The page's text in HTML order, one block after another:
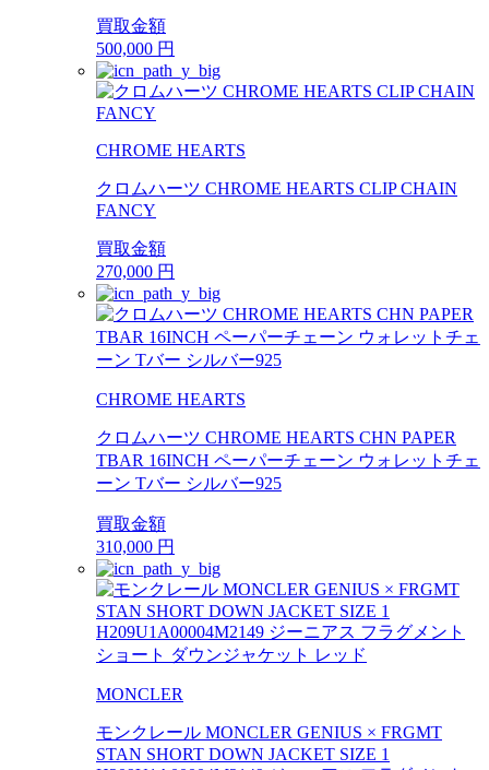
買取金額
500,000 円
CHROME HEARTS
クロムハーツ CHROME HEARTS CLIP CHAIN
FANCY
買取金額
270,000 円
CHROME HEARTS
クロムハーツ CHROME HEARTS CHN PAPER
TBAR 16INCH ペーパーチェーン ウォレットチェ
ーン Tバー シルバー925
買取金額
310,000 円
MONCLER
モンクレール MONCLER GENIUS × FRGMT
STAN SHORT DOWN JACKET SIZE 1